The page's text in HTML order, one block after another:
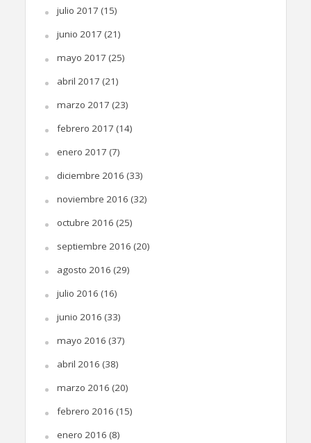
julio 2017 (15)
junio 2017 (21)
mayo 2017 (25)
abril 2017 (21)
marzo 2017 (23)
febrero 2017 (14)
enero 2017 (7)
diciembre 2016 (33)
noviembre 2016 (32)
octubre 2016 (25)
septiembre 2016 (20)
agosto 2016 (29)
julio 2016 (16)
junio 2016 (33)
mayo 2016 (37)
abril 2016 (38)
marzo 2016 (20)
febrero 2016 (15)
enero 2016 (8)